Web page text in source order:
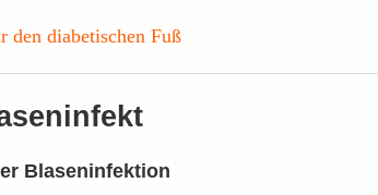
den diabetischen Fuß
Blaseninfektion